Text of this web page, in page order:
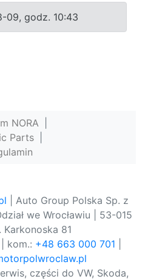
09, godz. 10:43
NORA
Parts
| Auto Group Polska Sp. z
we Wrocławiu | 53-015
Karkonoska 81
| kom.: +48 663 000 701
części do VW, Skoda,